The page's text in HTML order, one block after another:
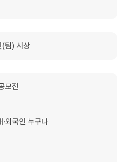
팀) 시상
모전
외국인 누구나